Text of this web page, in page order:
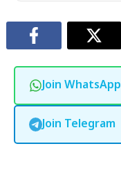
Join WhatsApp
Join Telegram